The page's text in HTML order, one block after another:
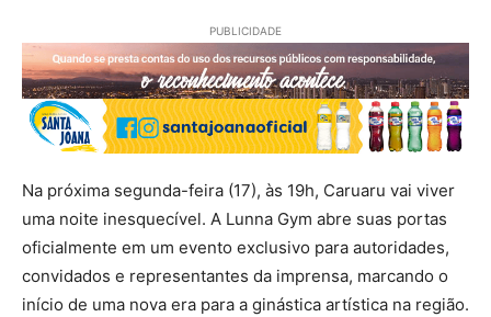
PUBLICIDADE
Na próxima segunda-feira (17), às 19h, Caruaru vai viver
uma noite inesquecível. A Lunna Gym abre suas portas
oficialmente em um evento exclusivo para autoridades,
convidados e representantes da imprensa, marcando o
início de uma nova era para a ginástica artística na região.